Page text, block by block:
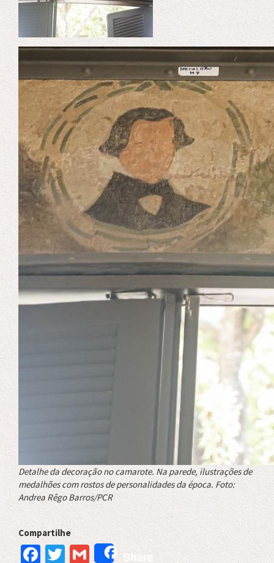
Detalhe da decoração no camarote. Na parede, ilustrações de
medalhões com rostos de personalidades da época. Foto:
Andrea Rêgo Barros/PCR
Compartilhe
Facebook
TwitterGmailShare